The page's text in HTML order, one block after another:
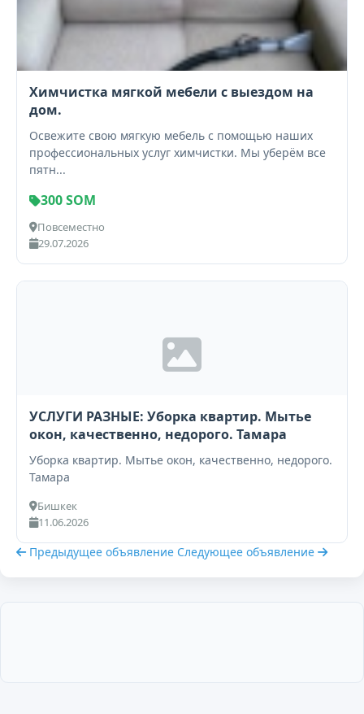
Химчистка мягкой мебели с выездом на
дом.
Освежите свою мягкую мебель с помощью наших
профессиональных услуг химчистки. Мы уберём все
пятн...
300 SOM
Повсеместно
29.07.2026
УСЛУГИ РАЗНЫЕ: Уборка квартир. Мытье
окон, качественно, недорого. Тамара
Уборка квартир. Мытье окон, качественно, недорого.
Тамара
Бишкек
11.06.2026
Предыдущее объявление Следующее объявление